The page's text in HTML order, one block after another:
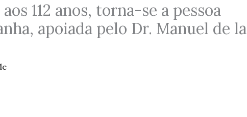
112 anos, torna-se a pessoa
apoiada pelo Dr. Manuel de la